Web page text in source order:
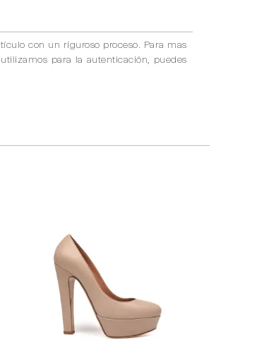
con un riguroso proceso. Para mas
para la autenticación, puedes